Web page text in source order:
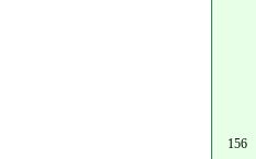
156